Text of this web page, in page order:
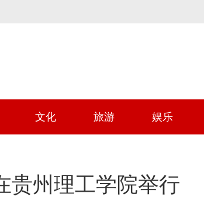
文化 旅游 娱乐
贵州理工学院举行